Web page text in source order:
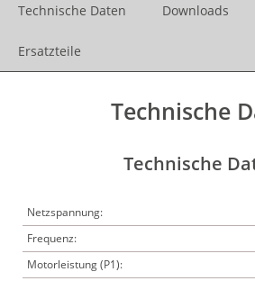
Technische Daten Downloads
Ersatzteile
Technische
Technische
Netzspannung:
Frequenz:
Motorleistung (P1):